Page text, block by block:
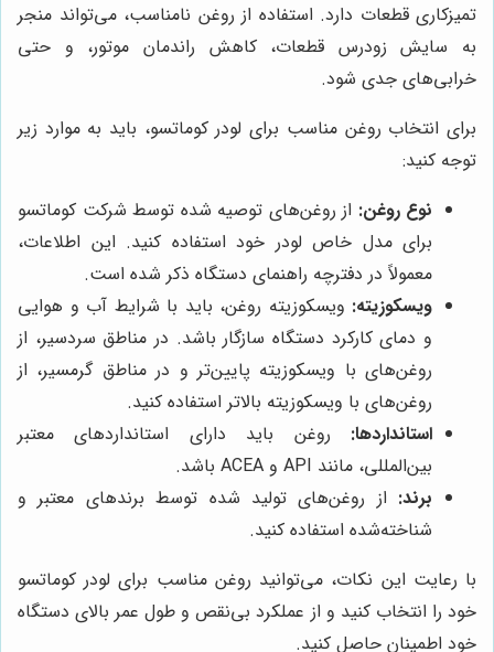
تمیزکاری قطعات دارد. استفاده از روغن نامناسب، می‌تواند منجر
به سایش زودرس قطعات، کاهش راندمان موتور، و حتی
خرابی‌های جدی شود.
برای انتخاب روغن مناسب برای لودر کوماتسو، باید به موارد زیر
توجه کنید:
نوع روغن: از روغن‌های توصیه شده توسط شرکت کوماتسو
برای مدل خاص لودر خود استفاده کنید. این اطلاعات،
معمولاً در دفترچه راهنمای دستگاه ذکر شده است.
ویسکوزیته: ویسکوزیته روغن، باید با شرایط آب و هوایی
و دمای کارکرد دستگاه سازگار باشد. در مناطق سردسیر، از
روغن‌های با ویسکوزیته پایین‌تر و در مناطق گرمسیر، از
روغن‌های با ویسکوزیته بالاتر استفاده کنید.
استانداردها: روغن باید دارای استانداردهای معتبر
بین‌المللی، مانند API و ACEA باشد.
برند: از روغن‌های تولید شده توسط برندهای معتبر و
شناخته‌شده استفاده کنید.
با رعایت این نکات، می‌توانید روغن مناسب برای لودر کوماتسو
خود را انتخاب کنید و از عملکرد بی‌نقص و طول عمر بالای دستگاه
خود اطمینان حاصل کنید.